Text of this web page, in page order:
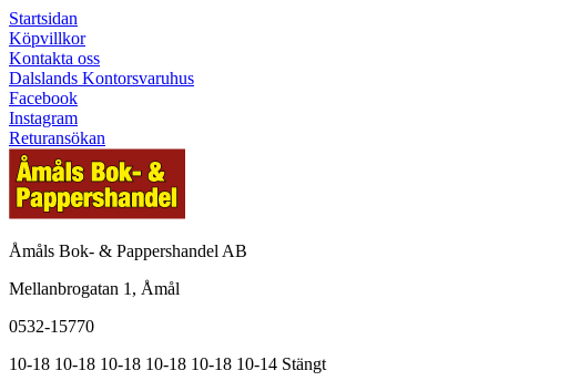
Startsidan
Köpvillkor
Kontakta oss
Dalslands Kontorsvaruhus
Facebook
Instagram
Returansökan
Åmåls Bok- & Pappershandel AB
Mellanbrogatan 1, Åmål
0532-15770
10-18 10-18 10-18 10-18 10-18 10-14 Stängt